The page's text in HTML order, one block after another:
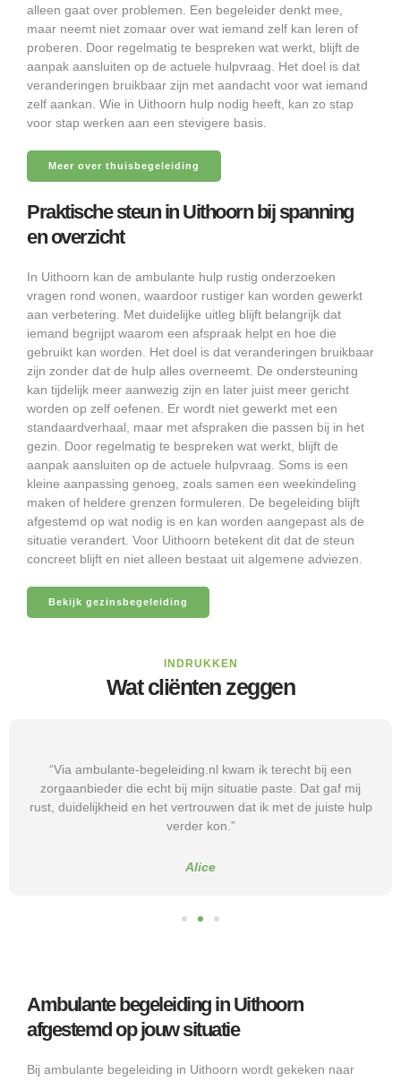
alleen gaat over problemen. Een begeleider denkt mee,
maar neemt niet zomaar over wat iemand zelf kan leren of
proberen. Door regelmatig te bespreken wat werkt, blijft de
aanpak aansluiten op de actuele hulpvraag. Het doel is dat
veranderingen bruikbaar zijn met aandacht voor wat iemand
zelf aankan. Wie in Uithoorn hulp nodig heeft, kan zo stap
voor stap werken aan een stevigere basis.
Meer over thuisbegeleiding
Praktische steun in Uithoorn bij spanning
en overzicht
In Uithoorn kan de ambulante hulp rustig onderzoeken
vragen rond wonen, waardoor rustiger kan worden gewerkt
aan verbetering. Met duidelijke uitleg blijft belangrijk dat
iemand begrijpt waarom een afspraak helpt en hoe die
gebruikt kan worden. Het doel is dat veranderingen bruikbaar
zijn zonder dat de hulp alles overneemt. De ondersteuning
kan tijdelijk meer aanwezig zijn en later juist meer gericht
worden op zelf oefenen. Er wordt niet gewerkt met een
standaardverhaal, maar met afspraken die passen bij in het
gezin. Door regelmatig te bespreken wat werkt, blijft de
aanpak aansluiten op de actuele hulpvraag. Soms is een
kleine aanpassing genoeg, zoals samen een weekindeling
maken of heldere grenzen formuleren. De begeleiding blijft
afgestemd op wat nodig is en kan worden aangepast als de
situatie verandert. Voor Uithoorn betekent dit dat de steun
concreet blijft en niet alleen bestaat uit algemene adviezen.
Bekijk gezinsbegeleiding
INDRUKKEN
Wat cliënten zeggen
“Via ambulante-begeleiding.nl kwam ik terecht bij een
zorgaanbieder die echt bij mijn situatie paste. Dat gaf mij
rust, duidelijkheid en het vertrouwen dat ik met de juiste hulp
verder kon.”
Alice
Ambulante begeleiding in Uithoorn
afgestemd op jouw situatie
Bij ambulante begeleiding in Uithoorn wordt gekeken naar